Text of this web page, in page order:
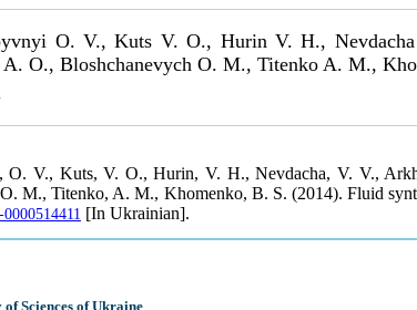
O. V., Kuts V. O., Hurin V. H.,
O., Bloshchanevych O. M., Titenko A. M.,
O. V., Kuts, V. O., Hurin, V. H., Nevdacha, V. V.,
M., Titenko, A. M., Khomenko, B. S. (2014). Fluid
[In Ukrainian].
Sciences of Ukraine